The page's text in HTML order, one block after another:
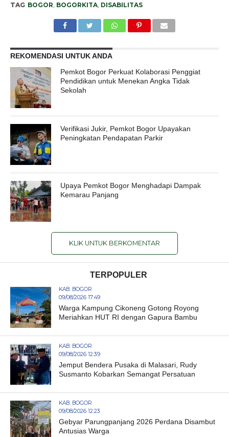
TAG BOGOR BOGORKITA, DISABILITAS
REKOMENDASI UNTUK ANDA
Pemkot Bogor Perkuat Kolaborasi Penggiat
Pendidikan untuk Menekan Angka Tidak
Sekolah
Verifikasi Jukir, Pemkot Bogor Upayakan
Peningkatan Pendapatan Parkir
Upaya Pemkot Bogor Menghadapi Dampak
Kemarau Panjang
KLIK UNTUK BERKOMENTAR
TERPOPULER
KAB. BOGOR
09/08/2026 17:49
Warga Kampung Cikoneng Gotong Royong
Meriahkan HUT RI dengan Gapura Bambu
KAB. BOGOR
09/08/2026 12:39
Jemput Bendera Pusaka di Malasari, Rudy
Susmanto Kobarkan Semangat Persatuan
KAB. BOGOR
09/08/2026 12:23
Gebyar Parungpanjang 2026 Perdana Disambut
Antusias Warga